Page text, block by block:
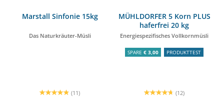
Marstall Sinfonie 15kg
Das Naturkräuter-Müsli
(11)
MÜHLDORFER 5 Korn PLUS
haferfrei 20 kg
Energiespezifisches Vollkornmüsli
SPARE € 3,00 PRODUKTTEST
(12)